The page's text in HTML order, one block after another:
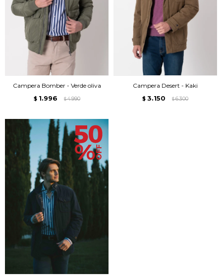
Campera Bomber - Verde oliva
$ 1.996 $ 4.990
Campera Desert - Kaki
$ 3.150 $ 6.300